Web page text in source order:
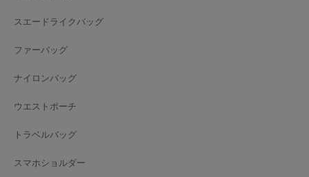
スエードライクバッグ
ファーバッグ
ナイロンバッグ
ウエストポーチ
トラベルバッグ
スマホショルダー